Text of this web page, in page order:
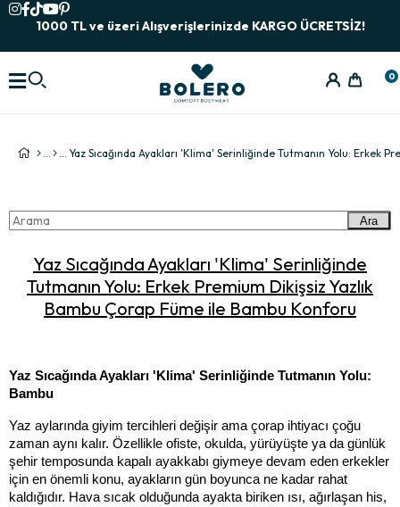
1000 TL ve üzeri Alışverişlerinizde KARGO ÜCRETSİZ!
0
Ara
Yaz Sıcağında Ayakları 'Klima' Serinliğinde
Tutmanın Yolu: Erkek Premium Dikişsiz Yazlık
Bambu Çorap Füme ile Bambu Konforu
Yaz Sıcağında Ayakları 'Klima' Serinliğinde Tutmanın Yolu:
Bambu
Yaz aylarında giyim tercihleri değişir ama çorap ihtiyacı çoğu
zaman aynı kalır. Özellikle ofiste, okulda, yürüyüşte ya da günlük
şehir temposunda kapalı ayakkabı giymeye devam eden erkekler
için en önemli konu, ayakların gün boyunca ne kadar rahat
kaldığıdır. Hava sıcak olduğunda ayakta biriken ısı, ağırlaşan his,